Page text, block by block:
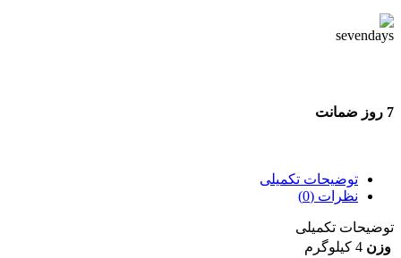
7 روز ضمانت
توضیحات تکمیلی
نظرات (0)
توضیحات تکمیلی
وزن 4 کیلوگرم